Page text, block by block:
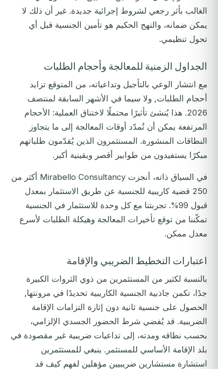
الغالب بأثر رجعي لشروط إجرائية جديدة. غير أن ذلك لا
يمكن ضمانه، والنهج الحكيم هو تأمين الجنسية قبل أي
تحول تنظيمي.
الجداول الزمنية للمعالجة وأحجام الطلبات
مع انتشار الوعي بالتأجيل وتداعياته، من المتوقع تزايد
أحجام الطلبات, ولا سيما في الأشهر السابقة لمنتصف
2026. هذا يُنشئ تأثيرًا محتملًا لاختناق العملية: الأحجام
المرتفعة يمكن أن تُمدّد أوقات المعالجة إلى ما يتجاوز
النطاقات المنشورة. المستثمرون الذين يُقدّمون طلباتهم
مبكرًا يستفيدون من طوابير أقصر ويقينية أكبر.
في السياق ذاته، أنجزت Mirabello Consultancy أكثر من
250 قضية كاريبية للجنسية عن طريق الاستثمار بمعدل
قبول 99%. تجربتنا مع كل وحدة للاستثمار في الجنسية
تمكّننا من توقع تأخيرات المعالجة وهيكلة الطلبات لأسرع
معدل ممكن.
اعتبارات التخطيط الضريبي والإقامة
بالنسبة لكثير من المستثمرين من ذوي الثروات الكبيرة
جدًا، تكمن جاذبية الجنسية الكاريبية تحديدًا في مرونتها,
الحصول على جنسية ثانية دون إثارة التزامات الإقامة
الضريبية. قد يُفضي شرط الحضور الجسدي الإلزامي،
بحسب نطاقه ومدته، إلى تداعيات ضريبية غير مقصودة في
بلد الإقامة الأساسي للمستثمر. ينبغي للمستثمرين
استشارة مستشارين ضريبيين مؤهلين لفهم كيف قد